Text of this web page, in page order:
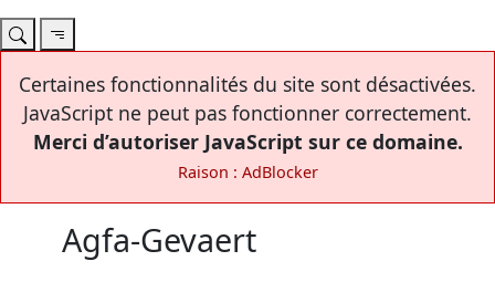
Certaines fonctionnalités du site sont désactivées.
JavaScript ne peut pas fonctionner correctement.
Merci d’autoriser JavaScript sur ce domaine.
Raison : AdBlocker
Agfa-Gevaert